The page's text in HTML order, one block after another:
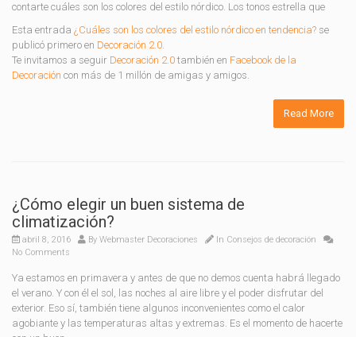
contarte cuáles son los colores del estilo nórdico. Los tonos estrella que
Esta entrada ¿Cuáles son los colores del estilo nórdico en tendencia? se
publicó primero en Decoración 2.0.
Te invitamos a seguir Decoración 2.0 también en Facebook de la
Decoración con más de 1 millón de amigas y amigos.
Read More
¿Cómo elegir un buen sistema de
climatización?
abril 8, 2016 By Webmaster Decoraciones In Consejos de decoración
No Comments
Ya estamos en primavera y antes de que no demos cuenta habrá llegado
el verano. Y con él el sol, las noches al aire libre y el poder disfrutar del
exterior. Eso sí, también tiene algunos inconvenientes como el calor
agobiante y las temperaturas altas y extremas. Es el momento de hacerte